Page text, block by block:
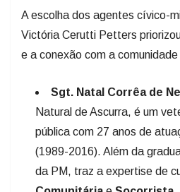
A escolha dos agentes cívico-
Victória Cerutti Petters
e a conexão com a comunidade
Sgt. Natal Corrêa de
Natural de Ascurra, é um
pública com 27 anos de
(1989-2016). Além da
da PM, traz a expertise de